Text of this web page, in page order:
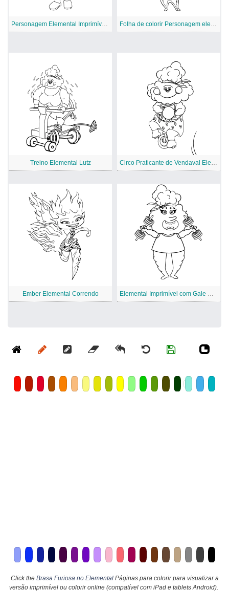
Personagem Elemental Imprimível Gratuito Folha de colorir Personagem elementar
Treino Elemental Lutz Circo Praticante de Vendaval Elemental
Ember Elemental Correndo Elemental Imprimível com Gale Cumulus
Click the Brasa Furiosa no ElementalPáginas para colorir para visualizar a
versão imprimível ou colorir online (compatível com iPad e tablets Android).